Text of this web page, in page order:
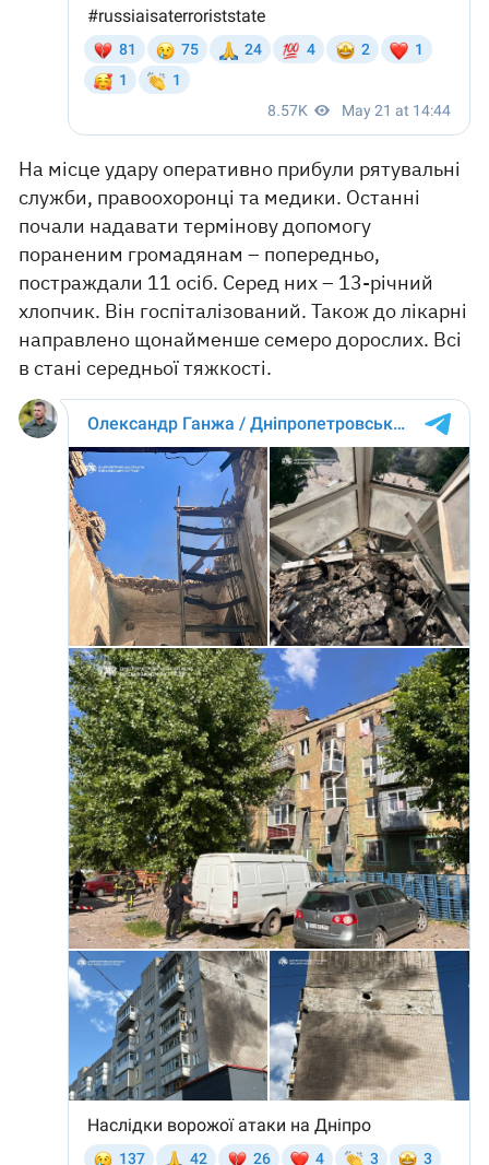
На місце удару оперативно прибули рятувальні
служби, правоохоронці та медики. Останні
почали надавати термінову допомогу
пораненим громадянам – попередньо,
постраждали 11 осіб. Серед них – 13-річний
хлопчик. Він госпіталізований. Також до лікарні
направлено щонайменше семеро дорослих. Всі
в стані середньої тяжкості.